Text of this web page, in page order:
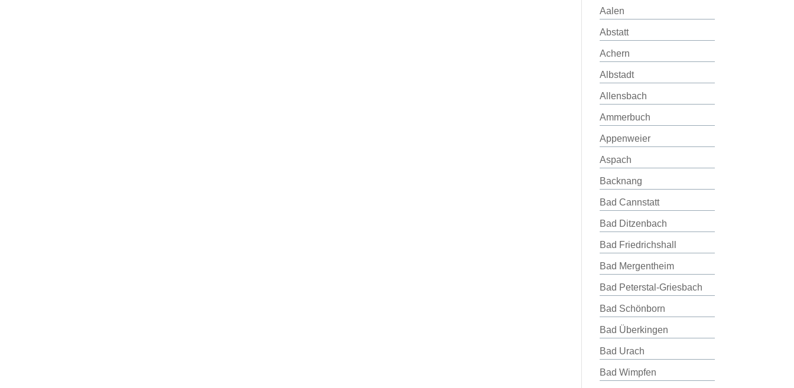
Aalen
Abstatt
Achern
Albstadt
Allensbach
Ammerbuch
Appenweier
Aspach
Backnang
Bad Cannstatt
Bad Ditzenbach
Bad Friedrichshall
Bad Mergentheim
Bad Peterstal-Griesbach
Bad Schönborn
Bad Überkingen
Bad Urach
Bad Wimpfen